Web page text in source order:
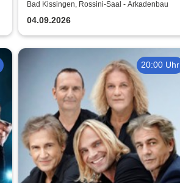
Bad Kissingen, Rossini-Saal - Arkadenbau
04.09.2026
20:00 Uhr